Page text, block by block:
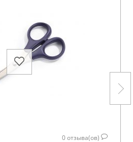
0отзыва(ов)